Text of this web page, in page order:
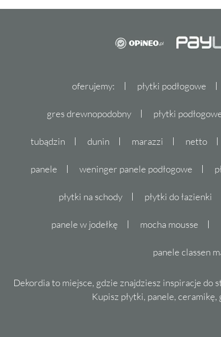
oferujemy: płytki podłogowe
gres drewnopodobny płytki
tubądzin dunin marazzi netto
panele weninger panele podłogowe
płytki na schody płytki do łazienki
panele w jodełkę mocha mousse
panele classen
Dekordia to miejsce, gdzie znajdziesz inspiracje do
Kupisz płytki, panele,